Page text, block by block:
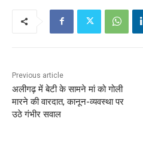
Previous article
अलीगढ़ में बेटी के सामने मां को गोली
मारने की वारदात, कानून-व्यवस्था पर
उठे गंभीर सवाल